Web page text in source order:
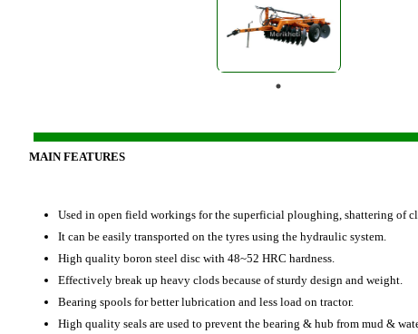
MAIN FEATURES
Used in open field workings for the superficial ploughing, shattering of
It can be easily transported on the tyres using the hydraulic system.
High quality boron steel disc with 48~52 HRC hardness.
Effectively break up heavy clods because of sturdy design and weight.
Bearing spools for better lubrication and less load on tractor.
High quality seals are used to prevent the bearing & hub from mud &